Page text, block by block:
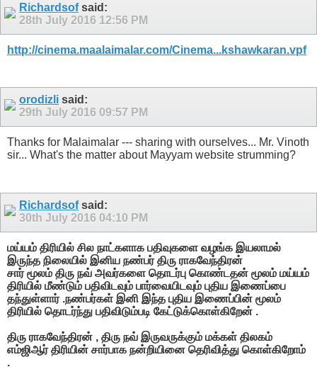
Richardsofsaid:
28th July 2016 12:56 PM
http://cinema.maalaimalar.com/Cinema...kshawkaran.vpf
orodizli said:
29th July 2016 09:57 PM
Thanks for Malaimalar --- sharing with ourselves... Mr. Vinoth
sir... What's the matter about Mayyam website strumming?
Richardsofsaid:
30th July 2016 04:10 PM
மய்யம் திரியில் சில நாட்களாக பதிவுகளை வழங்க இயலாமல்
இருந்த நிலையில் இனிய நண்பர் திரு ராகவேந்திரன்
சார் மூலம் திரு நவ் அவர்களை தொடர்பு கொண்டதன் மூலம் மய்யம்
திரியில் மீண்டும் பதிவிடவும் பார்வையிடவும் புதிய இணைப்பை
தந்துள்ளார் .நண்பர்கள் இனி இந்த புதிய இணைப்பின் மூலம்
திரியில் தொடர்ந்து பதிவிடும்படி கேட்டுக்கொள்கிறேன் .
திரு ராகவேந்திரன் , திரு நவ் இருவருக்கும் மக்கள் திலகம்
எம்ஜிஆர் திரியின் சார்பாக நன்றியினை தெரிவித்து கொள்கிறோம்
.